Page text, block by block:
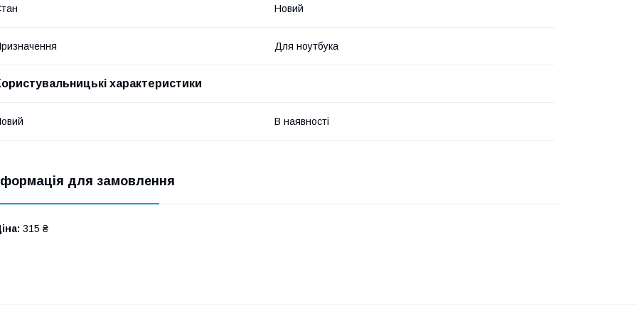
Новий
Для ноутбука
характеристики
В наявності
для замовлення
315 ₴